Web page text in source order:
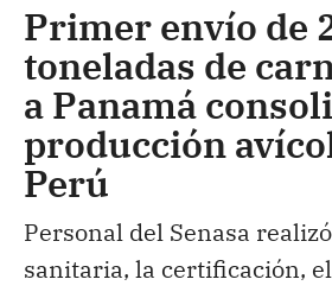
Primer envío de
toneladas de
a Panamá
producción
Perú
Personal del Senasa
sanitaria, la certificación,